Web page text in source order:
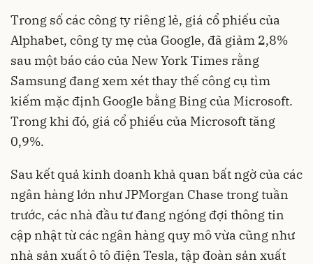
Trong số các công ty riêng lẻ, giá cổ phiếu của
Alphabet, công ty mẹ của Google, đã giảm 2,8%
sau một báo cáo của New York Times rằng
Samsung đang xem xét thay thế công cụ tìm
kiếm mặc định Google bằng Bing của Microsoft.
Trong khi đó, giá cổ phiếu của Microsoft tăng
0,9%.
Sau kết quả kinh doanh khả quan bất ngờ của các
ngân hàng lớn như JPMorgan Chase trong tuần
trước, các nhà đầu tư đang ngóng đợi thông tin
cập nhật từ các ngân hàng quy mô vừa cũng như
nhà sản xuất ô tô điện Tesla, tập đoàn sản xuất